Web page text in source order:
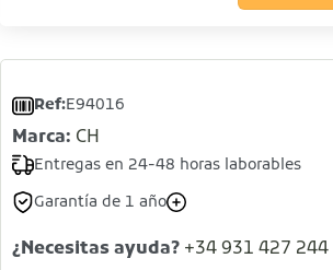
Ref:E94016
Marca: CH
Entregas en 24-48 horas laborables
Garantía de 1 año
¿Necesitas ayuda? +34 931 427 244